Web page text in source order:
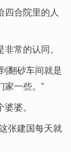
四合院里的人
常的认同。
翻砂车间就是
家一些。”
婆。
张建国每天就